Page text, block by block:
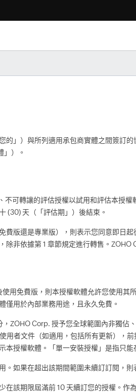
」）與所列適用承包商實體之間簽訂
」）。
可轉讓的評估授權以試用和評估本授
(30) 天（「評估期」）後結束。
費版還是專業版），則表示您同意即日
非依據第 1 章節規定進行轉售。ZOHO
用免費版，則本授權軟體允許您使用
僅用於內部業務用途，且永久免費。
ZOHO Corp. 授予您全球範圍內非獨佔
用者文件（如適用，包括所有更新），
授權軟體。「單一安裝授權」是指只
。如果在超出該期間範圍未續訂訂閱，
在該期限屆滿前 10 天續訂您的授權。